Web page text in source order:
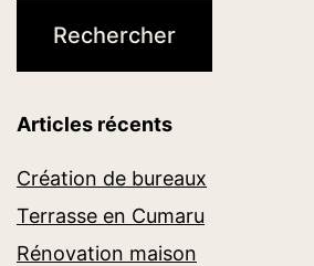
Articles récents
Création de bureaux
Terrasse en Cumaru
Rénovation maison